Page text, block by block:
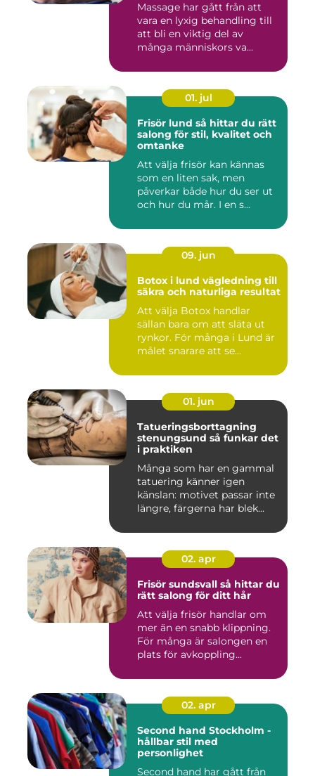
Massage har gått från att
vara en lyxig behandling till
att bli en viktig del av
många människors va...
01. jul
Frisör lund så hittar du rätt
salong för stil, kvalitet och
omtanke
Att välja frisör kan kännas
som en liten sak, men
påverkar både hur du ser ut
och hur du mår. I en s...
09. jun
Botox i lund vägledning till
säkra och naturliga resultat
Att välja Botox handlar
sällan bara om att släta ut
rynkor. För många i Lund är
målet snarare att se...
01. jun
Tatueringsborttagning
stenungsund så funkar det
i praktiken
Många som har en gammal
tatuering känner igen
känslan: motivet passar inte
längre, färgerna har blek...
02. apr
Frisör sundsvall så hittar du
rätt salong för ditt hår
Att välja frisör handlar om
mer än en snabb klippning.
För många är salongen en
plats för avkoppling...
02. apr
Second hand Stockholm -
hållbar stil med
personlighet
Second hand har gått från